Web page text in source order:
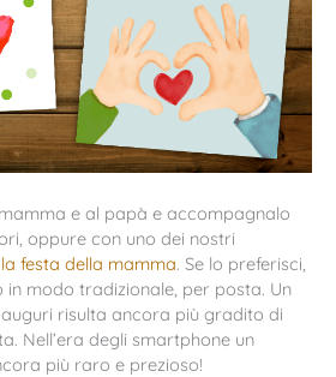
e al papà e accompagnalo
oppure con uno dei nostri
festa della mamma. Se lo preferisci,
in modo tradizionale, per posta. Un
risulta ancora più gradito di
Nell’era degli smartphone un
più raro e prezioso!